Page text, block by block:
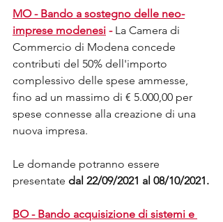
MO - Bando a sostegno delle neo-
imprese modenesi - La Camera di
Commercio di Modena concede
contributi del 50% dell'importo
complessivo delle spese ammesse,
fino ad un massimo di € 5.000,00 per
spese connesse alla creazione di una
nuova impresa.
Le domande potranno essere
presentate dal 22/09/2021 al 08/10/2021.
BO - Bando acquisizione di sistemi e